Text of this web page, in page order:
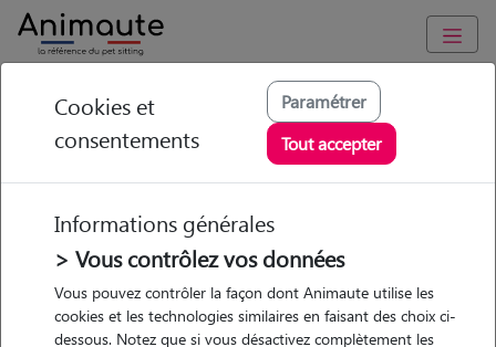
Animaute Occitanie Hautes-Pyrénées/Pouyastruc
Lili - Petsitter à
Pouyastruc
• 28 ans
Cookies et
consentements
Paramétrer
Tout accepter
Informations générales
> Vous contrôlez vos données
Vous pouvez contrôler la façon dont Animaute utilise les
cookies et les technologies similaires en faisant des choix ci-
dessous. Notez que si vous désactivez complètement les